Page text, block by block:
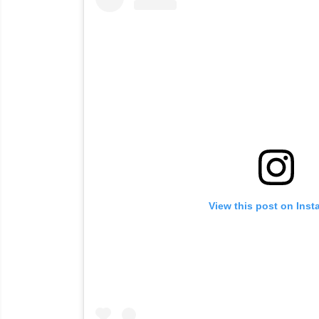
View this post on